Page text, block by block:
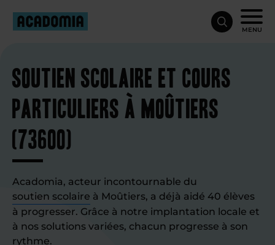
MENU
Soutien scolaire et cours
particuliers à Moûtiers
(73600)
Acadomia, acteur incontournable du
soutien scolaire à Moûtiers, a déjà aidé 40 élèves
à progresser. Grâce à notre implantation locale et
à nos solutions variées, chacun progresse à son
rythme.